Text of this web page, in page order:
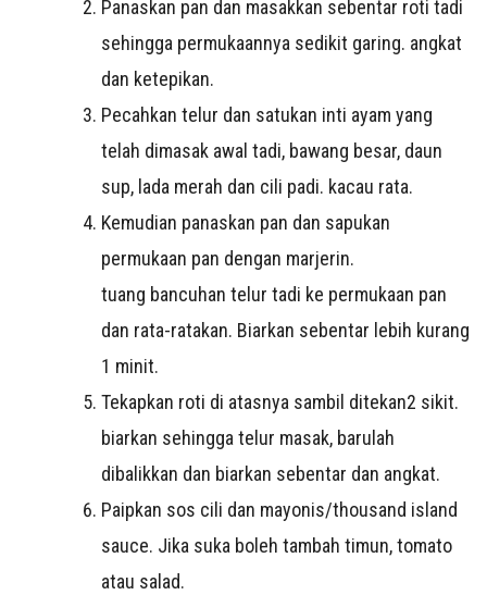
Panaskan pan dan masakkan sebentar roti tadi
sehingga permukaannya sedikit garing. angkat
dan ketepikan.
Pecahkan telur dan satukan inti ayam yang
telah dimasak awal tadi, bawang besar, daun
sup, lada merah dan cili padi. kacau rata.
Kemudian panaskan pan dan sapukan
permukaan pan dengan marjerin.
tuang bancuhan telur tadi ke permukaan pan
dan rata-ratakan. Biarkan sebentar lebih kurang
1 minit.
Tekapkan roti di atasnya sambil ditekan2 sikit.
biarkan sehingga telur masak, barulah
dibalikkan dan biarkan sebentar dan angkat.
Paipkan sos cili dan mayonis/thousand island
sauce. Jika suka boleh tambah timun, tomato
atau salad.